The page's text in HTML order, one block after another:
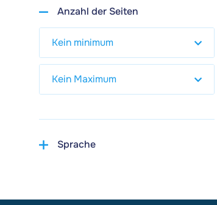
Anzahl der Seiten
Sprache